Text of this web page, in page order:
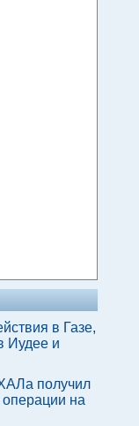
в Газе,
Иудее и
получил
на